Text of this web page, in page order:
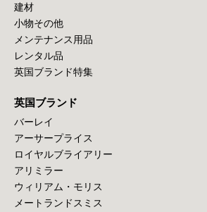
建材
小物その他
メンテナンス用品
レンタル品
英国ブランド特集
英国ブランド
バーレイ
アーサープライス
ロイヤルブライアリー
アリミラー
ウィリアム・モリス
メートランドスミス